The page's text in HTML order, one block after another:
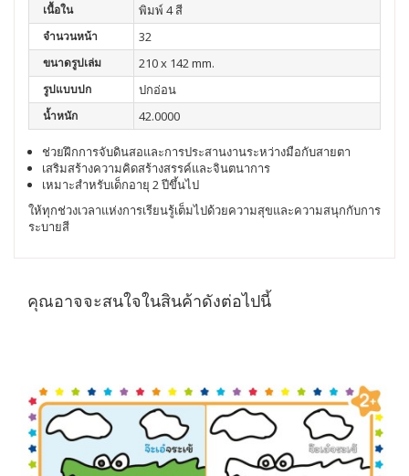
เนื้อใน พิมพ์ 4 สี
จำนวนหน้า 32
ขนาดรูปเล่ม 210 x 142 mm.
รูปแบบปก ปกอ่อน
น้ำหนัก 42.0000
ช่วยฝึกการจับดินสอและการประสานงานระหว่างมือกับสายตา
เสริมสร้างความคิดสร้างสรรค์และจินตนาการ
เหมาะสำหรับเด็กอายุ 2 ปีขึ้นไป
ให้ทุกช่วงเวลาแห่งการเรียนรู้เต็มไปด้วยความสุขและความสนุกกับการ
ระบายสี
คุณอาจจะสนใจในสินค้าดังต่อไปนี้